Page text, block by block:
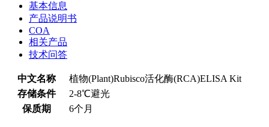
基本信息
产品说明书
COA
相关产品
技术问答
中文名称
植物(Plant)Rubisco活化酶(RCA)ELISA Kit
存储条件
2-8℃避光
保质期
6个月